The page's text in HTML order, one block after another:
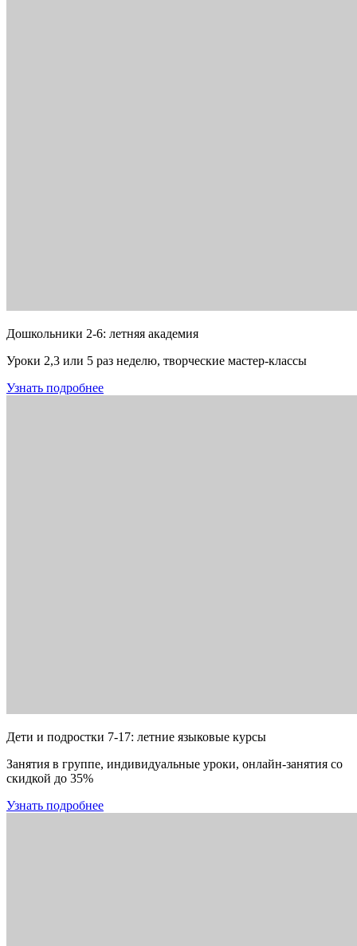
Дошкольники 2-6: летняя академия
Уроки 2,3 или 5 раз неделю, творческие мастер-классы
Узнать подробнее
Дети и подростки 7-17: летние языковые курсы
Занятия в группе, индивидуальные уроки, онлайн-занятия со
скидкой до 35%
Узнать подробнее